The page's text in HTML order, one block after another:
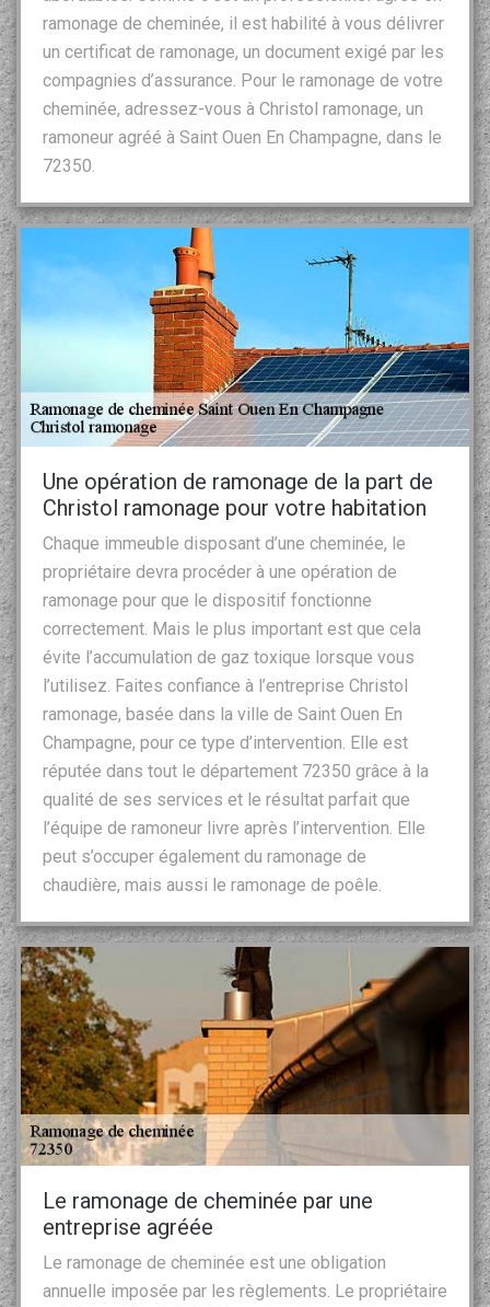
ramonage de cheminée, il est habilité à vous délivrer
un certificat de ramonage, un document exigé par les
compagnies d’assurance. Pour le ramonage de votre
cheminée, adressez-vous à Christol ramonage, un
ramoneur agréé à Saint Ouen En Champagne, dans le
72350.
Une opération de ramonage de la part de
Christol ramonage pour votre habitation
Chaque immeuble disposant d’une cheminée, le
propriétaire devra procéder à une opération de
ramonage pour que le dispositif fonctionne
correctement. Mais le plus important est que cela
évite l’accumulation de gaz toxique lorsque vous
l’utilisez. Faites confiance à l’entreprise Christol
ramonage, basée dans la ville de Saint Ouen En
Champagne, pour ce type d’intervention. Elle est
réputée dans tout le département 72350 grâce à la
qualité de ses services et le résultat parfait que
l’équipe de ramoneur livre après l’intervention. Elle
peut s’occuper également du ramonage de
chaudière, mais aussi le ramonage de poêle.
Le ramonage de cheminée par une
entreprise agréée
Le ramonage de cheminée est une obligation
annuelle imposée par les règlements. Le propriétaire